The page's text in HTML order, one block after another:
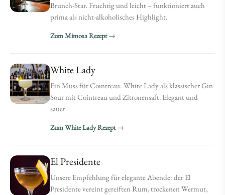
Brunch-Star. Fruchtig und leicht – funktioniert auch
prima als nicht-alkoholisches Highlight.
Zum Mimosa Rezept
White Lady
Ein Muss für Cointreau: White Lady als klassischer Gin
Sour mit Cointreau und Zitronensaft. Elegant und
sauer.
Zum White Lady Rezept
El Presidente
Unsere Empfehlung für elegante Abende: der El
Presidente vereint gereiften Rum, trockenen Wermut,